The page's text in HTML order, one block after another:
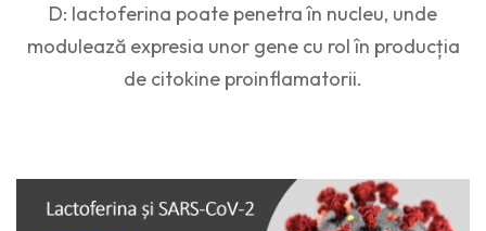
D: lactoferina poate penetra în nucleu, unde
modulează expresia unor gene cu rol în producția
de citokine proinflamatorii.